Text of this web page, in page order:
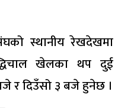
स्थानीय रेखदेखमा
खेलका थप दुई
र दिउँसो ३ बजे हुनेछ ।